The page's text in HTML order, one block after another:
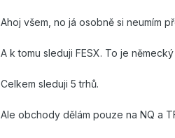
Ahoj všem, no já osobně si neumím
A k tomu sleduji FESX. To je
Celkem sleduji 5 trhů.
Ale obchody dělám pouze na NQ a